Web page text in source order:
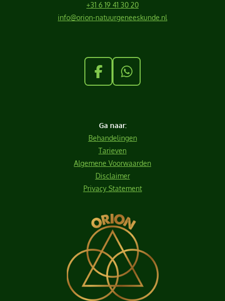
+31 6 19 41 30 20
info@orion-natuurgeneeskunde.nl
F
b
o
o
k
W
s
A
p
p
Ga naar:
Behandelingen
Tarieven
Algemene Voorwaarden
Disclaimer
Privacy Statement